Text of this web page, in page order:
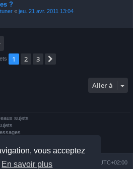
vous acceptez
En savoir plus
?
« jeu. 21 avr. 2011 13:04
1 2 3
Aller à
sujets
UTC+02:00
Nous contacter